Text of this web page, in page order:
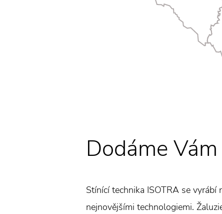
Dodáme
Stínící technika ISOTRA se
nejnovějšími technologiemi.